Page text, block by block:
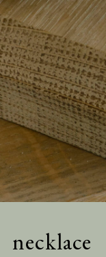
necklace